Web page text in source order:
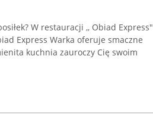
W restauracji ,, Obiad Express"
Express Warka oferuje smaczne
kuchnia zauroczy Cię swoim